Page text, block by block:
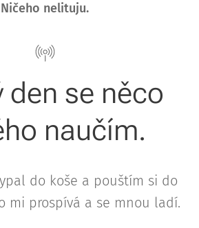
Ničeho nelituju.
den se něco
naučím.
do koše a pouštím si do
mi prospívá a se mnou ladí.